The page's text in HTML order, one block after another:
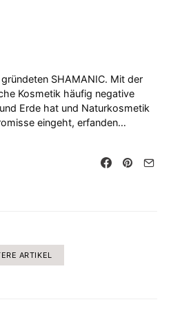
SHAMANIC. Mit der
Kosmetik häufig negative
Erde hat und Naturkosmetik
eingeht, erfanden…
ARTIKEL